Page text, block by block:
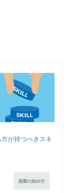
が持つべきスキ
副業の始め方